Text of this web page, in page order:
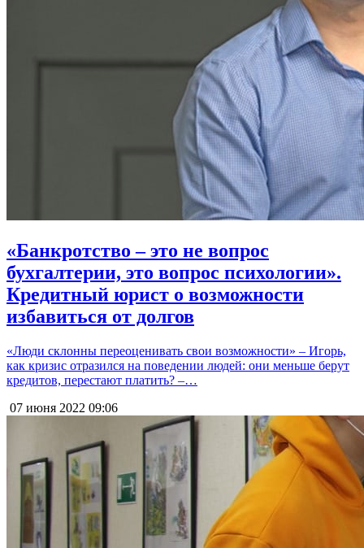
«Банкротство – это не вопрос
бухгалтерии, это вопрос психологии».
Кредитный юрист о возможности
избавиться от долгов
«Люди склонны переоценивать свои возможности» – Игорь,
как кризис отразился на поведении людей: они меньше берут
кредитов, перестают платить? –…
07 июня 2022 09:06